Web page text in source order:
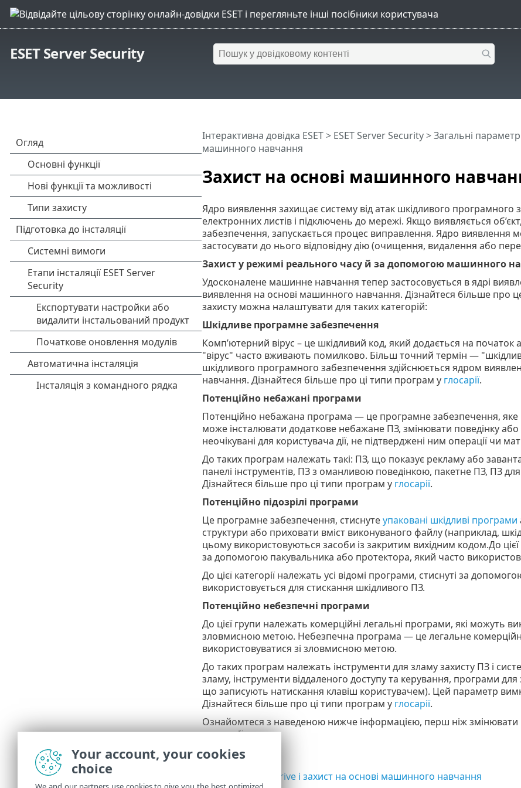
ESET Server Security
Захист на основі машинного
Інтерактивна довідка ESET> ESET Server Security>Загальні
машинного навчання
Ядро виявлення захищає систему від атак шкідливого програмного
електронних листів і підключень до мережі. Якщо виявляється
забезпечення, запускається процес виправлення. Ядро виявлення
застосувати до нього відповідну дію (очищення, видалення або
Захист у режимі реального часу й за допомогою машинного
Удосконалене машинне навчання тепер застосовується в ядрі
виявлення на основі машинного навчання. Дізнайтеся більше про
захисту можна налаштувати для таких категорій:
Шкідливе програмне забезпечення
Комп’ютерний вірус – це шкідливий код, який додається на початок
"вірус" часто вживають помилково. Більш точний термін —
шкідливого програмного забезпечення здійснюється ядром
навчання. Дізнайтеся більше про ці типи програм у глосарії.
Потенційно небажані програми
Потенційно небажана програма — це програмне забезпечення,
може інсталювати додаткове небажане ПЗ, змінювати поведінку
неочікувані для користувача дії, не підтверджені ним операції чи
До таких програм належать такі: ПЗ, що показує рекламу або
панелі інструментів, ПЗ з оманливою поведінкою, пакетне ПЗ, ПЗ
Дізнайтеся більше про ці типи програм у глосарії.
Потенційно підозрілі програми
Це програмне забезпечення, стиснутеупаковані шкідливі програми
структури або приховати вміст виконуваного файлу (наприклад,
цьому використовуються засоби із закритим вихідним кодом.До цієї
за допомогою пакувальника або протектора, який часто
До цієї категорії належать усі відомі програми, стиснуті за
використовується для стискання шкідливого ПЗ.
Потенційно небезпечні програми
До цієї групи належать комерційні легальні програми, які можуть
зловмисною метою. Небезпечна програма — це легальне
використовуватися зі зловмисною метою.
До таких програм належать інструменти для зламу захисту ПЗ і
зламу, інструменти віддаленого доступу та керування, програми
що записують натискання клавіш користувачем). Цей параметр
Дізнайтеся більше про ці типи програм у глосарії.
Ознайомтеся з наведеною нижче інформацією, перш ніж змінювати
категорії.
Звітування
Захист OneDrive і захист на основі машинного навчання
Your account, your cookies
choice